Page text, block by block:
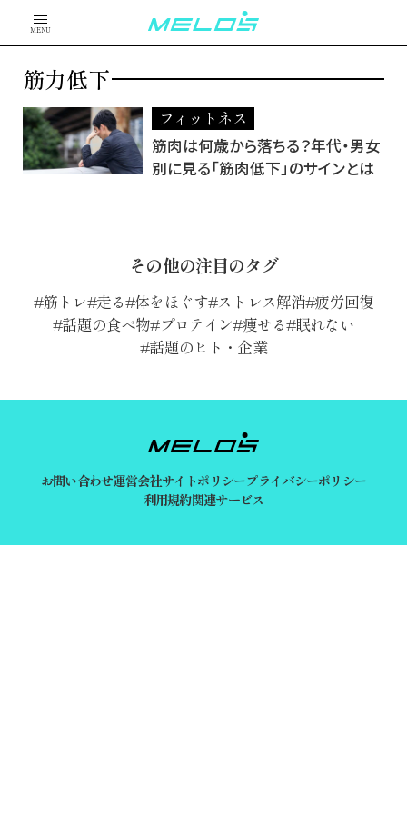
MENU
筋力低下
フィットネス
筋肉は何歳から落ちる？年代・男女
別に見る「筋肉低下」のサインとは
その他の注目のタグ
筋トレ 走る 体をほぐす ストレス解消 疲労回復
話題の食べ物 プロテイン 痩せる 眠れない
話題のヒト・企業
お問い合わせ運営会社サイトポリシープライバシーポリシー
利用規約関連サービス